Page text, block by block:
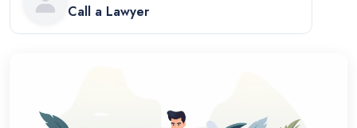
Call a Lawyer